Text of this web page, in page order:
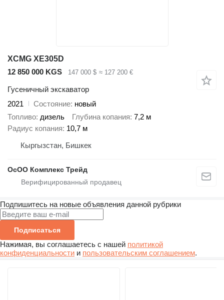
XCMG XE305D
12 850 000 KGS
147 000 $ ≈ 127 200 €
Гусеничный экскаватор
2021
Состояние новый
Топливо дизель Глубина копания 7,2 м
Радиус копания 10,7 м
Кыргызстан, Бишкек
ОсОО Комплекс Трейд
Подпишитесь на новые объявления данной рубрики
Подписаться
Нажимая, вы соглашаетесь с нашей политикой
конфиденциальности и пользовательским соглашением.